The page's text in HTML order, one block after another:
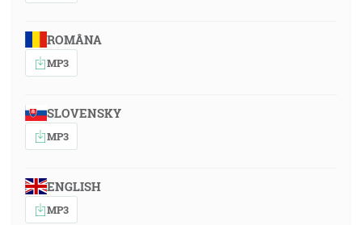
ROMÂNA
MP3
SLOVENSKY
MP3
ENGLISH
MP3